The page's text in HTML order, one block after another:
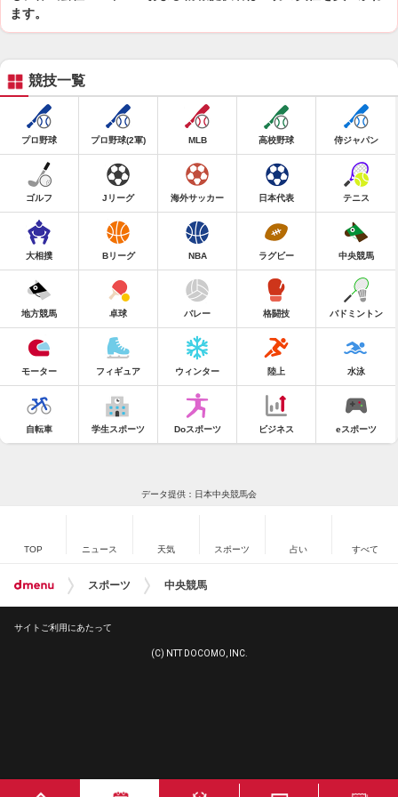
ます。
競技一覧
プロ野球 プロ野球(2軍) MLB 高校野球 侍ジャパン
ゴルフ Jリーグ 海外サッカー 日本代表 テニス
大相撲 Bリーグ NBA ラグビー 中央競馬
地方競馬 卓球 バレー 格闘技 バドミントン
モーター フィギュア ウィンター 陸上 水泳
自転車 学生スポーツ Doスポーツ ビジネス eスポーツ
データ提供：日本中央競馬会
TOP ニュース 天気 スポーツ 占い すべて
スポーツ 中央競馬
サイトご利用にあたって
(C) NTT DOCOMO, INC.